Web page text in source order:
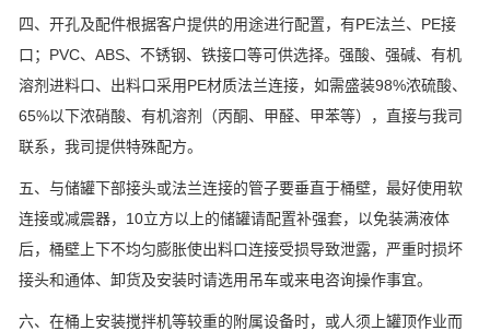
四、开孔及配件根据客户提供的用途进行配置，有PE法兰、PE接
口；PVC、ABS、不锈钢、铁接口等可供选择。强酸、强碱、有机
溶剂进料口、出料口采用PE材质法兰连接，如需盛装98%浓硫酸、
65%以下浓硝酸、有机溶剂（丙酮、甲醛、甲苯等），直接与我司
联系，我司提供特殊配方。
五、与储罐下部接头或法兰连接的管子要垂直于桶壁，最好使用软
连接或减震器，10立方以上的储罐请配置补强套，以免装满液体
后，桶壁上下不均匀膨胀使出料口连接受损导致泄露，严重时损坏
接头和通体、卸货及安装时请选用吊车或来电咨询操作事宜。
六、在桶上安装搅拌机等较重的附属设备时，或人须上罐顶作业而